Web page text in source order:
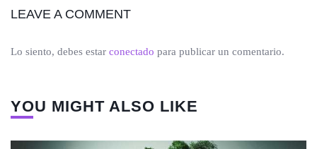
LEAVE A COMMENT
Lo siento, debes estar conectado para publicar un comentario.
YOU MIGHT ALSO LIKE